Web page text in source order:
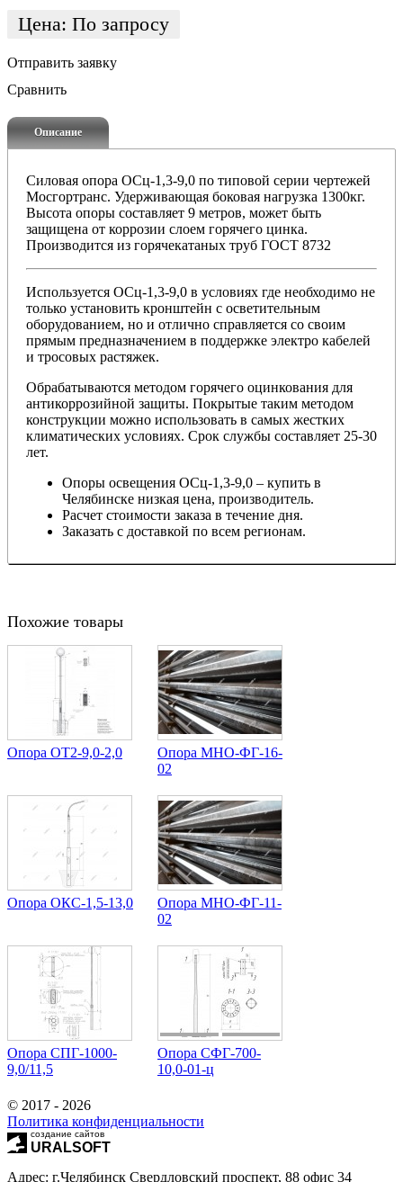
Цена: По запросу
Отправить заявку
Сравнить
Описание
Силовая опора ОСц-1,3-9,0 по типовой серии чертежей
Мосгортранс. Удерживающая боковая нагрузка 1300кг.
Высота опоры составляет 9 метров, может быть
защищена от коррозии слоем горячего цинка.
Производится из горячекатаных труб ГОСТ 8732
Используется ОСц-1,3-9,0 в условиях где необходимо не
только установить кронштейн с осветительным
оборудованием, но и отлично справляется со своим
прямым предназначением в поддержке электро кабелей
и тросовых растяжек.
Обрабатываются методом горячего оцинкования для
антикоррозийной защиты. Покрытые таким методом
конструкции можно использовать в самых жестких
климатических условиях. Срок службы составляет 25-30
лет.
Опоры освещения ОСц-1,3-9,0 – купить в
Челябинске низкая цена, производитель.
Расчет стоимости заказа в течение дня.
Заказать с доставкой по всем регионам.
Похожие товары
Опора ОТ2-9,0-2,0
Опора МНО-ФГ-16-
02
Опора ОКС-1,5-13,0
Опора МНО-ФГ-11-
02
Опора СПГ-1000-
9,0/11,5
Опора СФГ-700-
10,0-01-ц
© 2017 - 2026
Политика конфиденциальности
создание сайтов
URALSOFT
Адрес: г.Челябинск Свердловский проспект, 88 офис 34